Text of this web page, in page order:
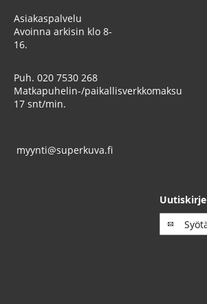
Asiakaspalvelu
Avoinna arkisin klo 8-
16.
Puh. 020 7530 268
Matkapuhelin-/paikallisverkkomaksu
17 snt/min.
myynti@superkuva.fi
Uutiskirje
Tilaa
uutiskirje